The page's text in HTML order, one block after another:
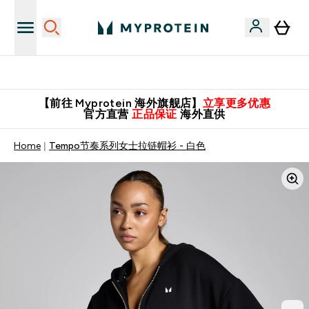
【前往 Myprotein 海外旗舰店】 立享更多优惠
官方直营 正品保证 海外直供
Home Tempo节奏系列女士拉链帽衫 - 白色